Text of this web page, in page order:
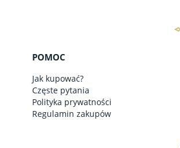
POMOC
Jak kupować?
Częste pytania
Polityka prywatności
Regulamin zakupów